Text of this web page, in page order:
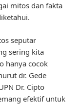
mitos dan fakta
seputar
sering kita
hanya cocok
dr. Gede
Dr. Cipto
efektif untuk